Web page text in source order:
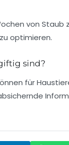
von Staub
optimieren.
sind?
für